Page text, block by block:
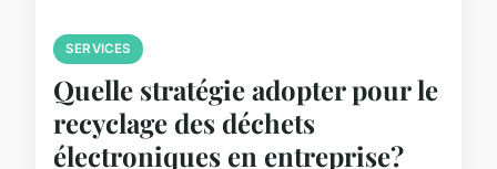
SERVICES
Quelle stratégie adopter pour le
recyclage des déchets
électroniques en entreprise?